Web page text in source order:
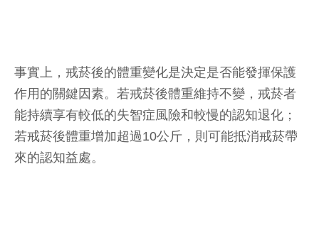
事實上，戒菸後的體重變化是決定是否能發揮保護
作用的關鍵因素。若戒菸後體重維持不變，戒菸者
能持續享有較低的失智症風險和較慢的認知退化；
若戒菸後體重增加超過10公斤，則可能抵消戒菸帶
來的認知益處。